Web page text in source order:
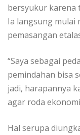
bersyukur karena
Ia langsung mulai
pemasangan
“Saya sebagai
pemindahan bisa
jadi, harapannya
agar roda
Hal serupa